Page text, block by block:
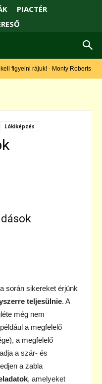
PIACTÉR
rájuk! - Monty Roberts
Lókiképzés
során sikereket érjünk
teljesülnie. A
még nem
a megfelelő
a megfelelő
a szár- és
a zabla
, amelyeket